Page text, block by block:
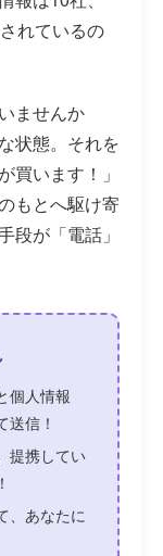
れているの
ませんか
状態。それを
買います！」
もとへ駆け寄
段が「電話」
個人情報
送信！
提携してい
、あなたに